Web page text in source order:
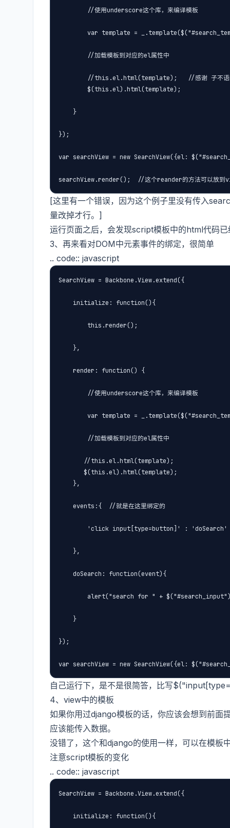
        //使用underscore这个库，来编译模板
var template =
        //加载模板到对应的el属性中
//this.el.html(template);   //感谢 子不语
        $(this.el).html(template);
    }
});
var searchView = new SearchView({el:
searchView.render();  //这个reander的方法可以放到
[这里有一个错误，因为这个例子里没有传入
量改掉才行。]
运行页面之后，会发现script模板中的html代码已
3、再来看对DOM中元素事件的绑定，很简单
.. code:: javascript
SearchView = Backbone.View.extend({
    initialize: function(){
        this.render();
    },
    render: function() {
        //使用underscore这个库，来编译模板
var template =
        //加载模板到对应的el属性中
       //this.el.html(template);
       $(this.el).html(template);
    },
    events:{  //就是在这里绑定的
'click input[type=button]' : 'doSearch'
    },
    doSearch: function(event){
alert("search for " +
    }
});
var searchView = new SearchView({el:
自己运行下，是不是很简答，比写
4、view中的模板
如果你用过django模板的话，你应该会想到前面
应该能传入数据。
没错了，这个和django的使用一样，可以在模板
注意script模板的变化
.. code:: javascript
SearchView = Backbone.View.extend({
    initialize: function(){